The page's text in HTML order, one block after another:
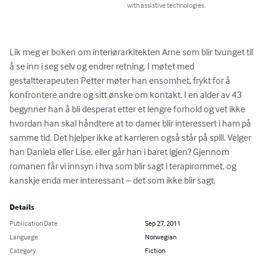
with assistive technologies.
Lik meg er boken om interiørarkitekten Arne som blir tvunget til
å se inn i seg selv og endrer retning. I møtet med
gestaltterapeuten Petter møter han ensomhet, frykt for å
konfrontere andre og sitt ønske om kontakt. I en alder av 43
begynner han å bli desperat etter et lengre forhold og vet ikke
hvordan han skal håndtere at to damer blir interessert i ham på
samme tid. Det hjelper ikke at karrieren også står på spill. Velger
han Daniela eller Lise, eller går han i baret igjen? Gjennom
romanen får vi innsyn i hva som blir sagt i terapirommet, og
kanskje enda mer interessant – det som ikke blir sagt.
Details
Publication Date
Sep 27, 2011
Language
Norwegian
Category
Fiction